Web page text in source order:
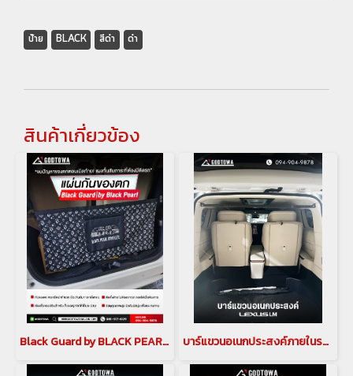
ป้าย BLACK สีดำ ดำ
สินค้าเกี่ยวข้อง
Black Guard by BLACK PEARL แผงกั้นสัมภาระท้ายรถ กันของตก สวย เท่ เป็นระเบียบ สำหรับ Alphard Vellfie (HNG-00025) บาร์แขวนอเนกประสงค์ภายในรถ สำหรับรถยนต์ Lexus LM